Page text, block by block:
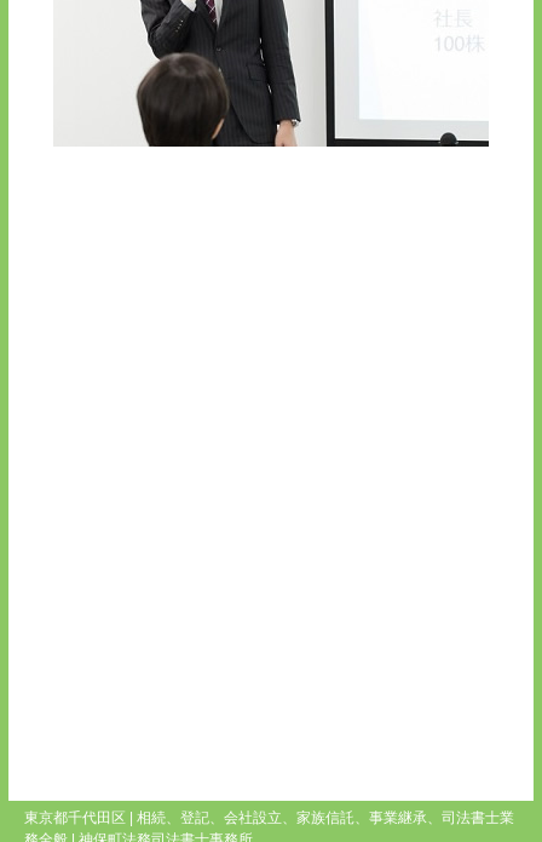
東京都千代田区 | 相続、登記、会社設立、家族信託、事業継承、司法書士業